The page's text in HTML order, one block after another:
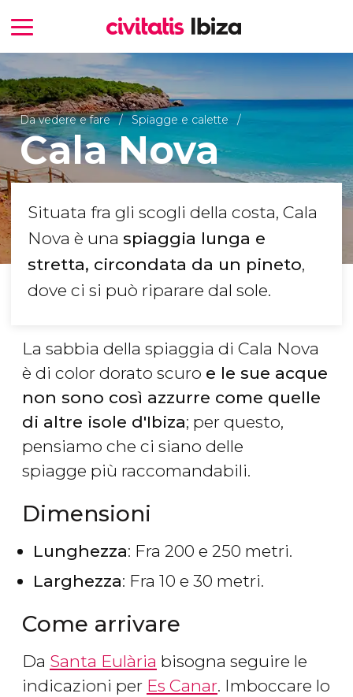
Da vedere e fare Spiagge e calette
Cala Nova
Situata fra gli scogli della costa, Cala
Nova è una spiaggia lunga e
stretta, circondata da un pineto,
dove ci si può riparare dal sole.
La sabbia della spiaggia di Cala Nova
è di color dorato scuro e le sue acque
non sono così azzurre come quelle
di altre isole d'Ibiza; per questo,
pensiamo che ci siano delle
spiagge più raccomandabili.
Dimensioni
Lunghezza: Fra 200 e 250 metri.
Larghezza: Fra 10 e 30 metri.
Come arrivare
Da Santa Eulària bisogna seguire le
indicazioni per Es Canar. Imboccare lo